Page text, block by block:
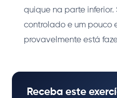
quique na parte inferior.
controlado e um pouco
provavelmente está
Receba este